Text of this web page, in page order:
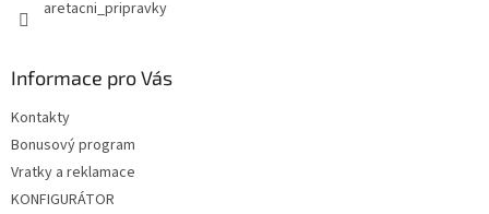
aretacni_pripravky
Informace pro Vás
Kontakty
Bonusový program
Vratky a reklamace
KONFIGURÁTOR